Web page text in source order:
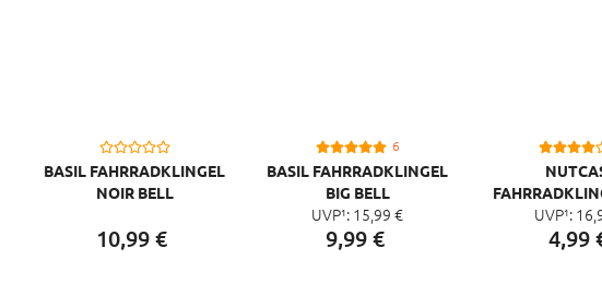
BASIL FAHRRADKLINGEL
NOIR BELL
10,99€
6
BASIL FAHRRADKLINGEL
BIG BELL
UVP¹: 15,99 €
9,99 €
RING 55
UVP¹: 16,
4,99